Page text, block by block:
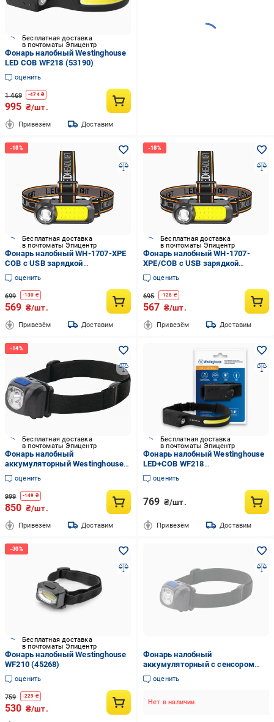
Бесплатная доставка
в почтоматы Эпицентр
Фонарь налобный Westinghouse
LED COB WF218 (53190)
оценить
1 469 -474₴
995 ₴/шт.
Привезём Доставим
Бесплатная доставка
в почтоматы Эпицентр
Фонарь налобный WH-1707-XPE
COB с USB зарядкой
аккумуляторный (51826)
оценить
699 -130 ₴
569 ₴/шт.
Привезём Доставим
Бесплатная доставка
в почтоматы Эпицентр
Фонарь налобный WH-1707-
XPE/COB с USB зарядкой
(8180633)
оценить
695 -128 ₴
567 ₴/шт.
Привезём Доставим
Бесплатная доставка
в почтоматы Эпицентр
Фонарь налобный
аккумуляторный Westinghouse
WF71
оценить
999 -149 ₴
850 ₴/шт.
Привезём Доставим
Бесплатная доставка
в почтоматы Эпицентр
Фонарь налобный Westinghouse
LED+COB WF218
аккумуляторный с сенсором
(1867940532)
оценить
769 ₴/шт.
Привезём Доставим
Бесплатная доставка
в почтоматы Эпицентр
Фонарь налобный Westinghouse
WF210 (45268)
оценить
759 -229 ₴
530 ₴/шт.
Фонарь налобный
аккумуляторный с сенсором
Westinghouse WF71
оценить
Нет в наличии